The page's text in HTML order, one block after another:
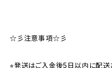
☆彡注意事項☆彡
⭐︎発送はご入金後5日以内に配送